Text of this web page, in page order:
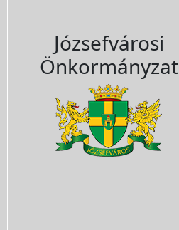
Józsefvárosi
Önkormányzat